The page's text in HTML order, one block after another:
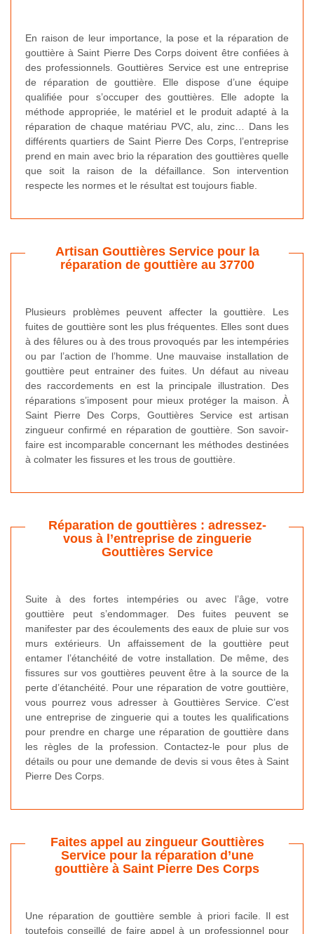
En raison de leur importance, la pose et la réparation de
gouttière à Saint Pierre Des Corps doivent être confiées à
des professionnels. Gouttières Service est une entreprise
de réparation de gouttière. Elle dispose d’une équipe
qualifiée pour s’occuper des gouttières. Elle adopte la
méthode appropriée, le matériel et le produit adapté à la
réparation de chaque matériau PVC, alu, zinc… Dans les
différents quartiers de Saint Pierre Des Corps, l’entreprise
prend en main avec brio la réparation des gouttières quelle
que soit la raison de la défaillance. Son intervention
respecte les normes et le résultat est toujours fiable.
Artisan Gouttières Service pour la
réparation de gouttière au 37700
Plusieurs problèmes peuvent affecter la gouttière. Les
fuites de gouttière sont les plus fréquentes. Elles sont dues
à des fêlures ou à des trous provoqués par les intempéries
ou par l’action de l’homme. Une mauvaise installation de
gouttière peut entrainer des fuites. Un défaut au niveau
des raccordements en est la principale illustration. Des
réparations s’imposent pour mieux protéger la maison. À
Saint Pierre Des Corps, Gouttières Service est artisan
zingueur confirmé en réparation de gouttière. Son savoir-
faire est incomparable concernant les méthodes destinées
à colmater les fissures et les trous de gouttière.
Réparation de gouttières : adressez-
vous à l’entreprise de zinguerie
Gouttières Service
Suite à des fortes intempéries ou avec l’âge, votre
gouttière peut s’endommager. Des fuites peuvent se
manifester par des écoulements des eaux de pluie sur vos
murs extérieurs. Un affaissement de la gouttière peut
entamer l’étanchéité de votre installation. De même, des
fissures sur vos gouttières peuvent être à la source de la
perte d’étanchéité. Pour une réparation de votre gouttière,
vous pourrez vous adresser à Gouttières Service. C’est
une entreprise de zinguerie qui a toutes les qualifications
pour prendre en charge une réparation de gouttière dans
les règles de la profession. Contactez-le pour plus de
détails ou pour une demande de devis si vous êtes à Saint
Pierre Des Corps.
Faites appel au zingueur Gouttières
Service pour la réparation d’une
gouttière à Saint Pierre Des Corps
Une réparation de gouttière semble à priori facile. Il est
toutefois conseillé de faire appel à un professionnel pour